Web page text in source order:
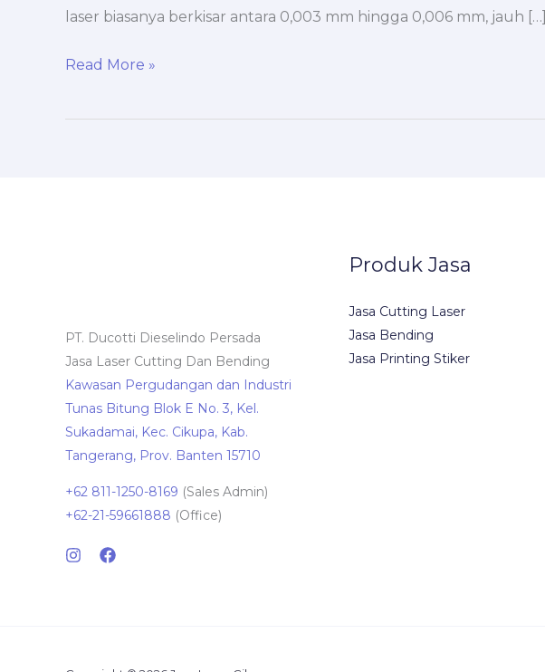
laser biasanya berkisar antara 0,003 mm hingga 0,006 mm, jauh […]
Keuntungan
Laser
Read More »
PT. Ducotti Dieselindo Persada
Jasa Laser Cutting Dan Bending
Kawasan Pergudangan dan Industri
Tunas Bitung Blok E No. 3, Kel.
Sukadamai, Kec. Cikupa, Kab.
Tangerang, Prov. Banten 15710
+62 811-1250-8169 (Sales Admin)
+62-21-59661888 (Office)
Produk Jasa
Jasa Cutting Laser
Jasa Bending
Jasa Printing Stiker